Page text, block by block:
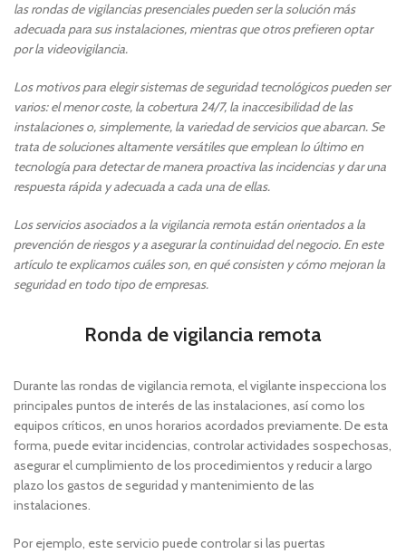
las rondas de vigilancias presenciales pueden ser la solución más
adecuada para sus instalaciones, mientras que otros prefieren optar
por la videovigilancia.
Los motivos para elegir sistemas de seguridad tecnológicos pueden ser
varios: el menor coste, la cobertura 24/7, la inaccesibilidad de las
instalaciones o, simplemente, la variedad de servicios que abarcan. Se
trata de soluciones altamente versátiles que emplean lo último en
tecnología para detectar de manera proactiva las incidencias y dar una
respuesta rápida y adecuada a cada una de ellas.
Los servicios asociados a la vigilancia remota están orientados a la
prevención de riesgos y a asegurar la continuidad del negocio. En este
artículo te explicamos cuáles son, en qué consisten y cómo mejoran la
seguridad en todo tipo de empresas.
Ronda de vigilancia remota
Durante las rondas de vigilancia remota, el vigilante inspecciona los
principales puntos de interés de las instalaciones, así como los
equipos críticos, en unos horarios acordados previamente. De esta
forma, puede evitar incidencias, controlar actividades sospechosas,
asegurar el cumplimiento de los procedimientos y reducir a largo
plazo los gastos de seguridad y mantenimiento de las
instalaciones.
Por ejemplo, este servicio puede controlar si las puertas